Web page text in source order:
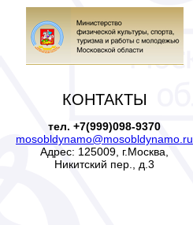
КОНТАКТЫ
тел. +7(999)098-9370
mosobldynamo@mosobldynamo.ru
Адрес: 125009, г.Москва,
Никитский пер., д.3